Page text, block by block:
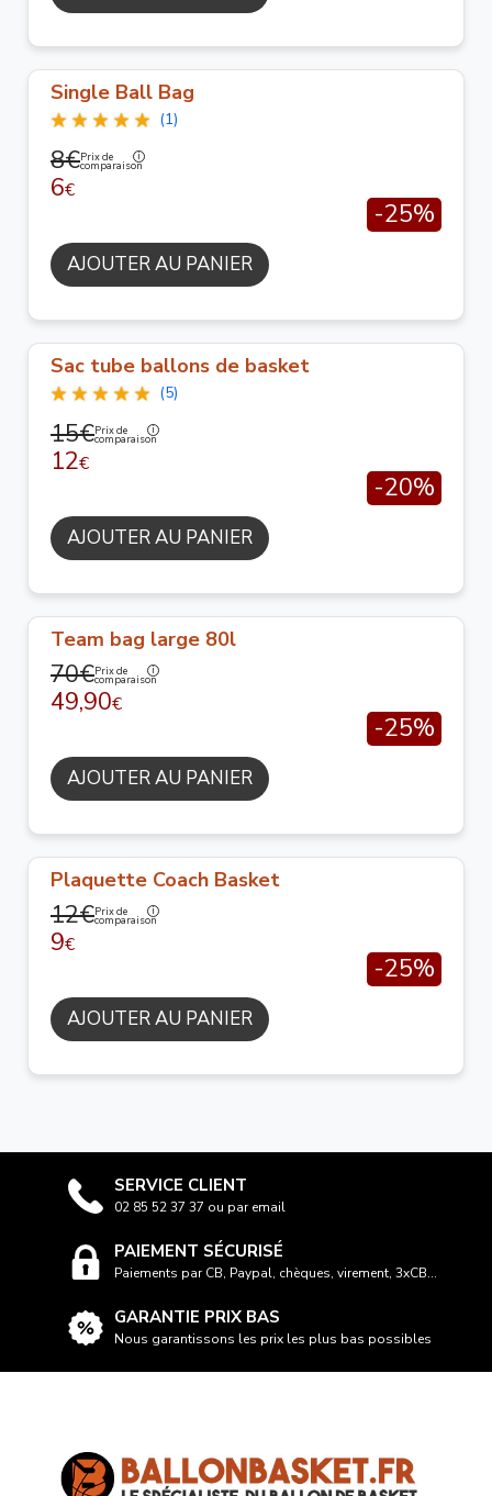
Single Ball Bag
(1)
8€Prix de
comparaison
6€
-25%
AJOUTER AU PANIER
Sac tube ballons de basket
(5)
15€Prix de
comparaison
12€
-20%
AJOUTER AU PANIER
Team bag large 80l
70€Prix de
comparaison
49,90€
-25%
AJOUTER AU PANIER
Plaquette Coach Basket
12€Prix de
comparaison
9€
-25%
AJOUTER AU PANIER
SERVICE CLIENT
02 85 52 37 37 ou par email
PAIEMENT SÉCURISÉ
Paiements par CB, Paypal, chèques, virement, 3xCB...
GARANTIE PRIX BAS
Nous garantissons les prix les plus bas possibles